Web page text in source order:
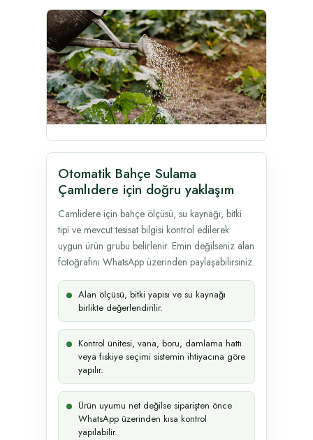
Otomatik Bahçe Sulama
Çamlıdere için doğru yaklaşım
Camlidere için bahçe ölçüsü, su kaynağı, bitki
tipi ve mevcut tesisat bilgisi kontrol edilerek
uygun ürün grubu belirlenir. Emin değilseniz alan
fotoğrafını WhatsApp üzerinden paylaşabilirsiniz.
Alan ölçüsü, bitki yapısı ve su kaynağı
birlikte değerlendirilir.
Kontrol ünitesi, vana, boru, damlama hattı
veya fıskiye seçimi sistemin ihtiyacına göre
yapılır.
Ürün uyumu net değilse siparişten önce
WhatsApp üzerinden kısa kontrol
yapılabilir.